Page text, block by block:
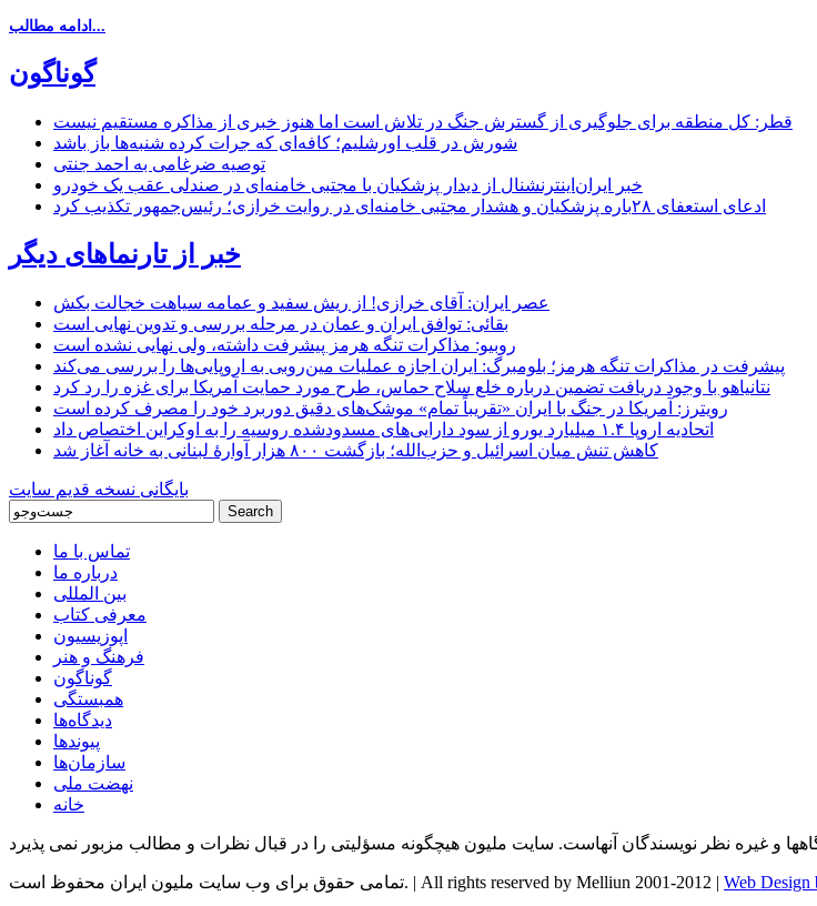
ادامه مطالب...
گوناگون
قطر: کل منطقه برای جلوگیری از گسترش جنگ در تلاش است اما هنوز خبری از مذاکره مستقیم نیست
شورش در قلب اورشلیم؛ کافه‌ای که جرات کرده شنبه‌ها باز باشد
توصیه ضرغامی به احمد جنتی
خبر ایران‌اینترنشنال از دیدار پزشکیان با مجتبی خامنه‌ای در صندلی عقب یک خودرو
ادعای استعفای ۲۸باره پزشکیان و هشدار مجتبی خامنه‌ای در روایت خرازی؛ رئیس‌جمهور تکذیب کرد
خبر از تارنماهای دیگر
عصر ایران: آقای خرازی! از ریش سفید و عمامه سیاهت خجالت بکش
بقائی: توافق ایران و عمان در مرحله بررسی و تدوین نهایی است
روبیو: مذاکرات تنگه هرمز پیشرفت داشته، ولی نهایی نشده است
پیشرفت در مذاکرات تنگه هرمز؛ بلومبرگ: ایران اجازه عملیات مین‌روبی به اروپایی‌ها را بررسی می‌کند
نتانیاهو با وجود دریافت تضمین درباره خلع سلاح حماس، طرح مورد حمایت آمریکا برای غزه را رد کرد
رویترز: آمریکا در جنگ با ایران «تقریباً تمام» موشک‌های دقیق دوربرد خود را مصرف کرده است
اتحادیه اروپا ۱.۴ میلیارد یورو از سود دارایی‌های مسدودشده روسیه را به اوکراین ‏اختصاص داد
کاهش تنش میان اسرائیل و حزب‌الله؛ بازگشت ۸۰۰ هزار آوارۀ لبنانی به خانه‌ آغاز شد
بایگانی نسخه قدیم سایت
تماس با ما
درباره ما
بین المللی
معرفی کتاب
اپوزیسیون
فرهنگ و هنر
گوناگون
همبستگی
دیدگاه‌ها
پیوندها
سازمان‌ها
نهضت ملی
خانه
تمامی حقوق برای وب سایت ملیون ایران محفوظ است. | All rights reserved by Melliun 2001-2012 | Web Design